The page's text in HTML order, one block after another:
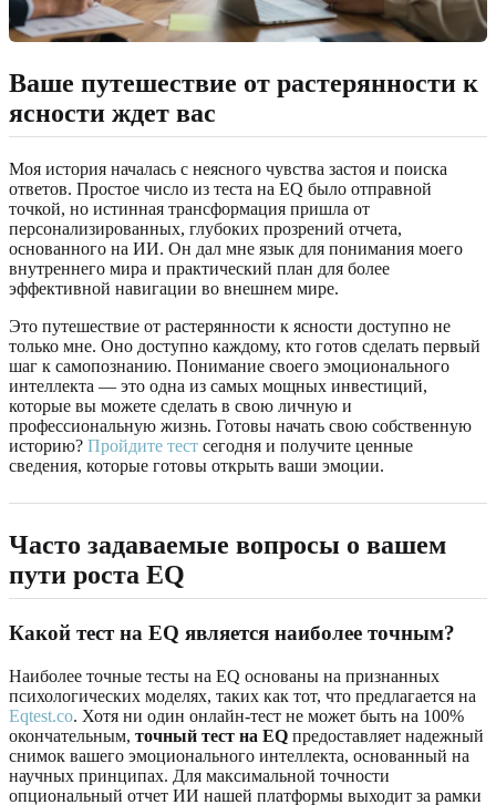
Ваше путешествие от растерянности к
ясности ждет вас
Моя история началась с неясного чувства застоя и поиска
ответов. Простое число из теста на EQ было отправной
точкой, но истинная трансформация пришла от
персонализированных, глубоких прозрений отчета,
основанного на ИИ. Он дал мне язык для понимания моего
внутреннего мира и практический план для более
эффективной навигации во внешнем мире.
Это путешествие от растерянности к ясности доступно не
только мне. Оно доступно каждому, кто готов сделать первый
шаг к самопознанию. Понимание своего эмоционального
интеллекта — это одна из самых мощных инвестиций,
которые вы можете сделать в свою личную и
профессиональную жизнь. Готовы начать свою собственную
историю? Пройдите тест сегодня и получите ценные
сведения, которые готовы открыть ваши эмоции.
Часто задаваемые вопросы о вашем
пути роста EQ
Какой тест на EQ является наиболее точным?
Наиболее точные тесты на EQ основаны на признанных
психологических моделях, таких как тот, что предлагается на
Eqtest.co. Хотя ни один онлайн-тест не может быть на 100%
окончательным, точный тест на EQ предоставляет надежный
снимок вашего эмоционального интеллекта, основанный на
научных принципах. Для максимальной точности
опциональный отчет ИИ нашей платформы выходит за рамки